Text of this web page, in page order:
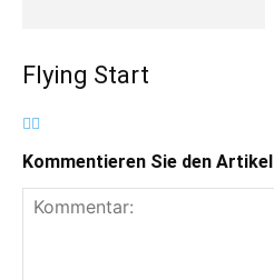
Flying Start
Kommentieren Sie den Artikel